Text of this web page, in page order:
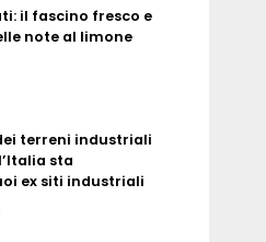
il fascino fresco e
note al limone
terreni industriali
sta
ex siti industriali